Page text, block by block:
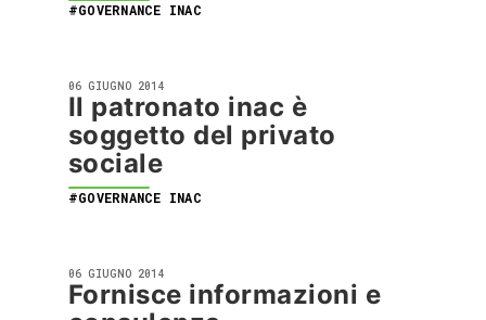
#GOVERNANCE INAC
06 GIUGNO 2014
Il patronato inac è
soggetto del privato
sociale
#GOVERNANCE INAC
06 GIUGNO 2014
Fornisce informazioni e